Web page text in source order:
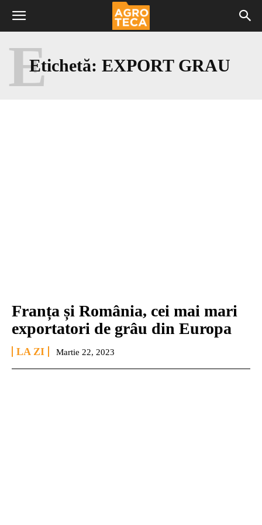
Etichetă: EXPORT GRAU
E
Franța și România, cei mai mari
exportatori de grâu din Europa
LA ZI Martie 22, 2023